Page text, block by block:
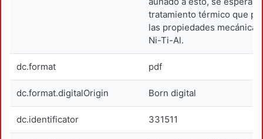
tratamiento térmico que
las propiedades
Ni-Ti-Al.
dc.format pdf
dc.format.digitalOrigin Born digital
dc.identificator 331511